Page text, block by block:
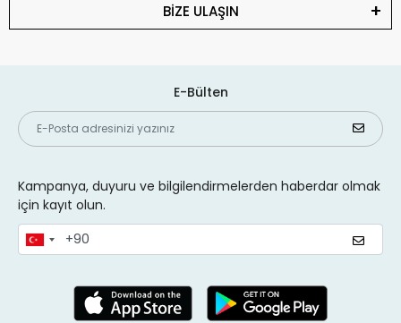
BİZE ULAŞIN
E-Bülten
Kampanya, duyuru ve bilgilendirmelerden haberdar olmak
için kayıt olun.